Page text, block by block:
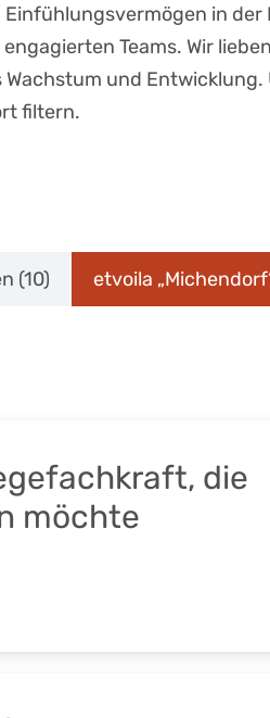
in
Teams. Wir
und
filtern.
(10) etvoila
die
möchte